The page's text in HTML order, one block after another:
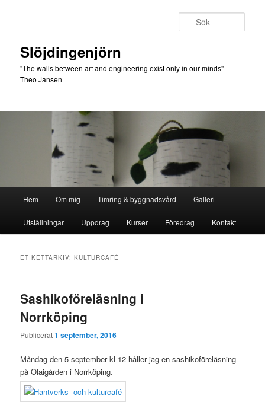
Slöjdingenjörn
"The walls between art and engineering exist only in our minds" –
Theo Jansen
Hem Om mig Timring & byggnadsvård Galleri
Utställningar Uppdrag Kurser Föredrag Kontakt
ETIKETTARKIV:KULTURCAFÉ
Sashikoföreläsning i
Norrköping
Publicerat1 september, 2016
Måndag den 5 september kl 12 håller jag en sashikoföreläsning
på Olaigården i Norrköping.